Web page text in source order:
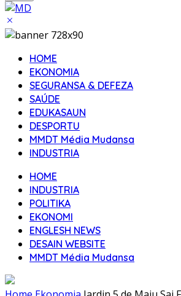
HOME
EKONOMIA
SEGURANSA & DEFEZA
SAÚDE
EDUKASAUN
DESPORTU
MMDT Média Mudansa
INDUSTRIA
HOME
INDUSTRIA
POLITIKA
EKONOMI
ENGLESH NEWS
DESAIN WEBSITE
MMDT Média Mudansa